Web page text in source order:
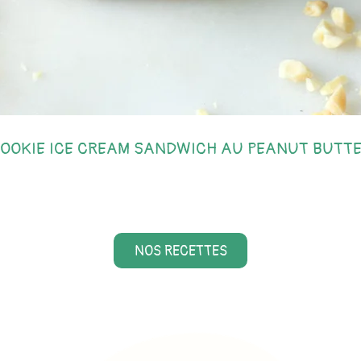
ICE CREAM SANDWICH AU PEANUT
NOS RECETTES